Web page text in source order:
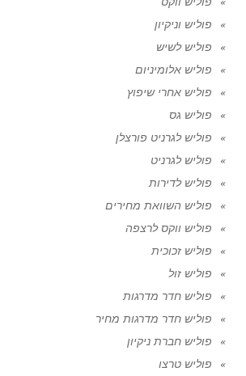
פוליש וניקיון
פוליש לשיש
פוליש אלומיניום
פוליש אחרי שיפוץ
פוליש גס
פוליש לגרניט פורצלן
פוליש לגרניט
פוליש לדירות
פוליש השוואת מחירים
פוליש ווקס לרצפה
פוליש זכוכית
פוליש זול
פוליש חדר מדרגות
פוליש חדר מדרגות מחיר
פוליש חברת ניקיון
פוליש טרצו